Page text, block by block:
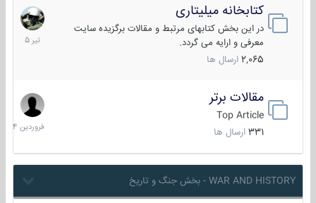
کتابخانه میلیتاری
در این بخش کتابهای مرتبط و مقالات برگزیده سایت
معرفی و ارایه می گردد.
2,065 ارسال ها
16
تیر
1405
مقالات برتر
Top Article
331 ارسال ها
29
فروردین
1404
WAR AND HISTORY - بخش جنگ و تاریخ